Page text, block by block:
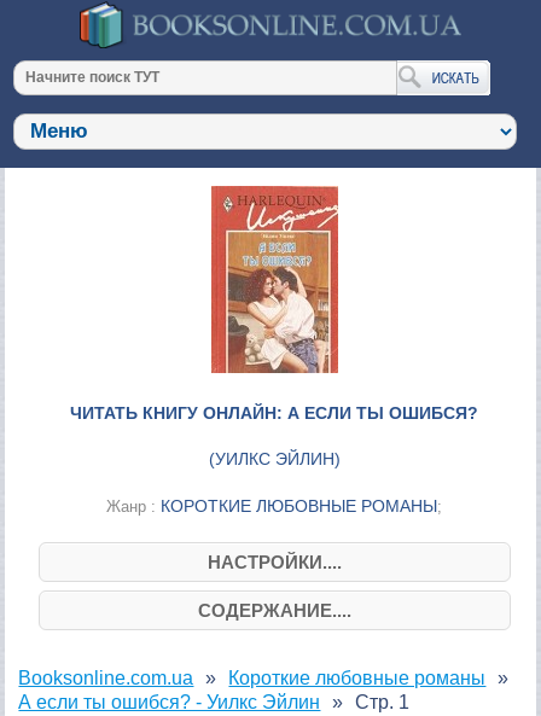
ЧИТАТЬ КНИГУ ОНЛАЙН: А ЕСЛИ ТЫ ОШИБСЯ?
(УИЛКС ЭЙЛИН)
Жанр : КОРОТКИЕ ЛЮБОВНЫЕ РОМАНЫ;
НАСТРОЙКИ....
СОДЕРЖАНИЕ....
Booksonline.com.ua
Короткие любовные романы
А если ты ошибся? - Уилкс Эйлин
Стр. 1